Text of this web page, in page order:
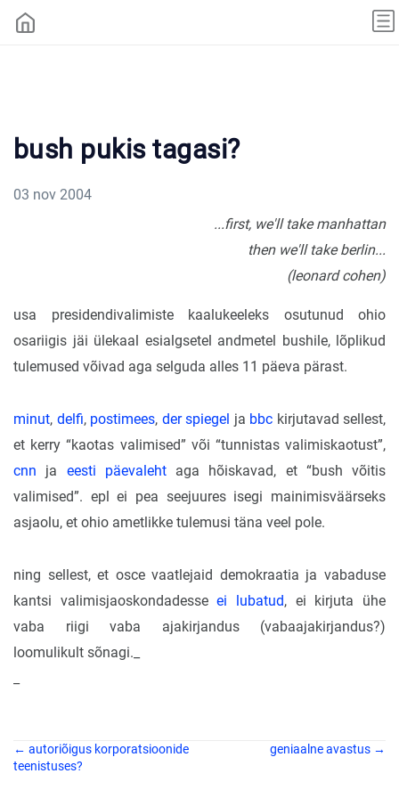
bush pukis tagasi?
03 nov 2004
...first, we'll take manhattan
then we'll take berlin...
(leonard cohen)
usa presidendivalimiste kaalukeeleks osutunud ohio
osariigis jäi ülekaal esialgsetel andmetel bushile, lõplikud
tulemused võivad aga selguda alles 11 päeva pärast.
minut, delfi, postimees, der spiegel ja bbc kirjutavad sellest,
et kerry “kaotas valimised” või “tunnistas valimiskaotust”,
cnn ja eesti päevalehtaga hõiskavad, et “bush võitis
valimised”. epl ei pea seejuures isegi mainimisväärseks
asjaolu, et ohio ametlikke tulemusi täna veel pole.
ning sellest, et osce vaatlejaid demokraatia ja vabaduse
kantsi valimisjaoskondadesseei lubatud, ei kirjuta ühe
vaba riigi vaba ajakirjandus (vabaajakirjandus?)
loomulikult sõnagi._
← autoriõigus korporatsioonide
teenistuses?
geniaalne avastus →